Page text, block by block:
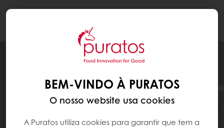
BEM-VINDO À PURATOS
O nosso website usa cookies
A Puratos utiliza cookies para garantir que tem a